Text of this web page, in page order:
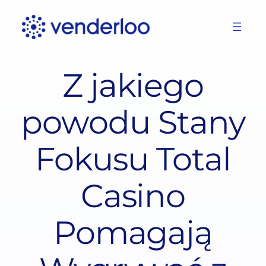
content
Z jakiego
powodu Stany
Fokusu Total
Casino
Pomagają